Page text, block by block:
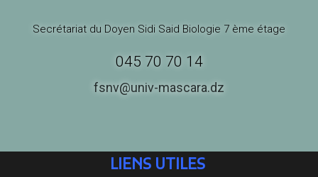
Secrétariat du Doyen Sidi Said Biologie 7 ème étage
045 70 70 14
fsnv@univ-mascara.dz
LIENS UTILES